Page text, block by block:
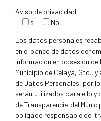
Aviso de privacidad
si
No
Los datos personales
en el banco de datos
información en posesión
Municipio de Celaya, Gto.,
de Datos Personales, por
serán utilizados para ello y
de Transparencia del
obligado responsable del